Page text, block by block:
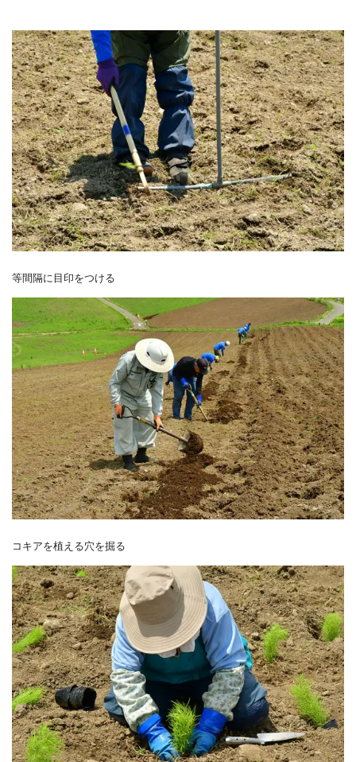
等間隔に目印をつける
コキアを植える穴を掘る